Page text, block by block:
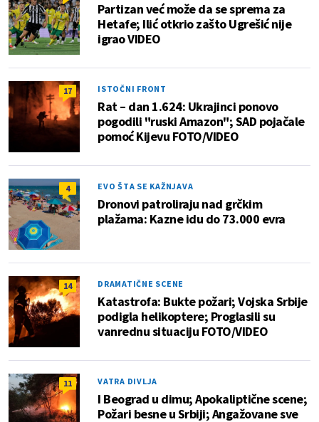
Partizan već može da se sprema za
Hetafe; Ilić otkrio zašto Ugrešić nije
igrao VIDEO
17 ISTOČNI FRONT
Rat – dan 1.624: Ukrajinci ponovo
pogodili "ruski Amazon"; SAD pojačale
pomoć Kijevu FOTO/VIDEO
4 EVO ŠTA SE KAŽNJAVA
Dronovi patroliraju nad grčkim
plažama: Kazne idu do 73.000 evra
14 DRAMATIČNE SCENE
Katastrofa: Bukte požari; Vojska Srbije
podigla helikoptere; Proglasili su
vanrednu situaciju FOTO/VIDEO
11 VATRA DIVLJA
I Beograd u dimu; Apokaliptične scene;
Požari besne u Srbiji; Angažovane sve